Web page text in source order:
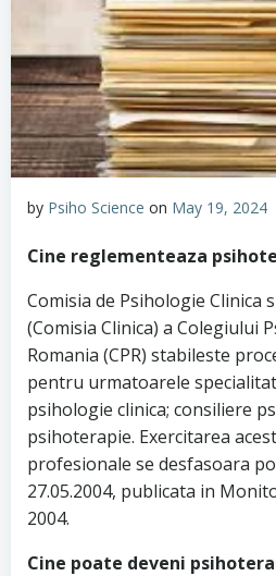
by Psiho Science on May 19, 2024
Cine reglementeaza
Comisia de Psihologie Clinica
(Comisia Clinica) a Colegiului
Romania (CPR) stabileste
pentru urmatoarele
psihologie clinica; consiliere
psihoterapie. Exercitarea
profesionale se desfasoara
27.05.2004, publicata in
2004.
Cine poate deveni